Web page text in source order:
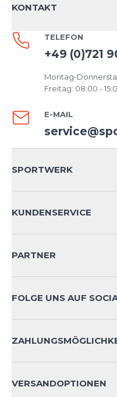
KONTAKT
TELEFON
+49 (0)721
Montag-
Freitag: 08:00 -
E-MAIL
SPORTWERK
KUNDENSERVICE
KONTAKT
PRODUKTSICHERHEIT
PARTNER
FOLGE UNS AUF
VERSANDOPTIONEN